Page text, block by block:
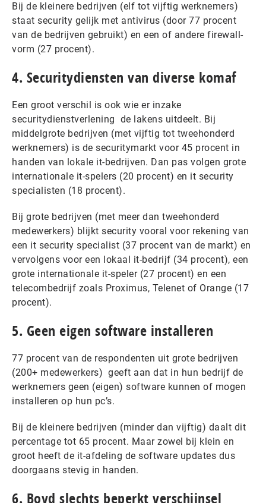
Bij de kleinere bedrijven (elf tot vijftig werknemers)
staat security gelijk met antivirus (door 77 procent
van de bedrijven gebruikt) en een of andere firewall-
vorm (27 procent).
4. Securitydiensten van diverse komaf
Een groot verschil is ook wie er inzake
securitydienstverlening de lakens uitdeelt. Bij
middelgrote bedrijven (met vijftig tot tweehonderd
werknemers) is de securitymarkt voor 45 procent in
handen van lokale it-bedrijven. Dan pas volgen grote
internationale it-spelers (20 procent) en it security
specialisten (18 procent).
Bij grote bedrijven (met meer dan tweehonderd
medewerkers) blijkt security vooral voor rekening van
een it security specialist (37 procent van de markt) en
vervolgens voor een lokaal it-bedrijf (34 procent), een
grote internationale it-speler (27 procent) en een
telecombedrijf zoals Proximus, Telenet of Orange (17
procent).
5. Geen eigen software installeren
77 procent van de respondenten uit grote bedrijven
(200+ medewerkers) geeft aan dat in hun bedrijf de
werknemers geen (eigen) software kunnen of mogen
installeren op hun pc’s.
Bij de kleinere bedrijven (minder dan vijftig) daalt dit
percentage tot 65 procent. Maar zowel bij klein en
groot heeft de it-afdeling de software updates dus
doorgaans stevig in handen.
6. Boyd slechts beperkt verschijnsel